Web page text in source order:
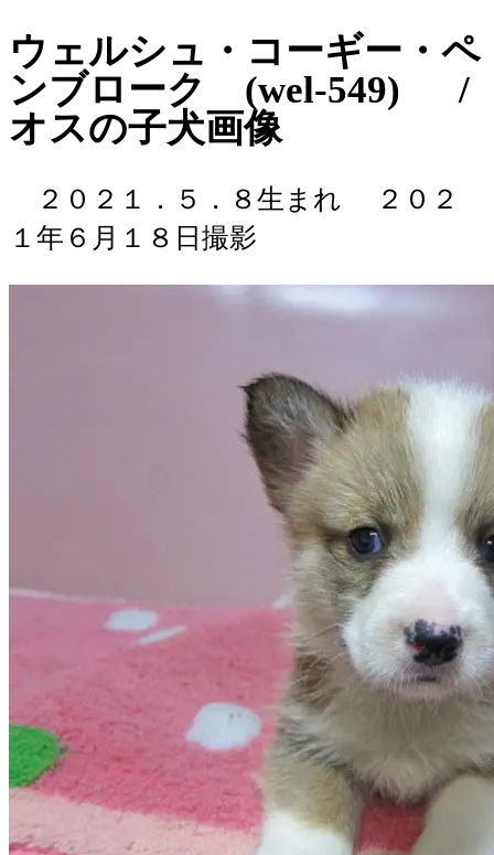
ウェルシュ・コーギー・ペ
ンブローク (wel-549) /
オスの子犬画像
２０２１．５．８生まれ
２０２
１年６月１８日撮影